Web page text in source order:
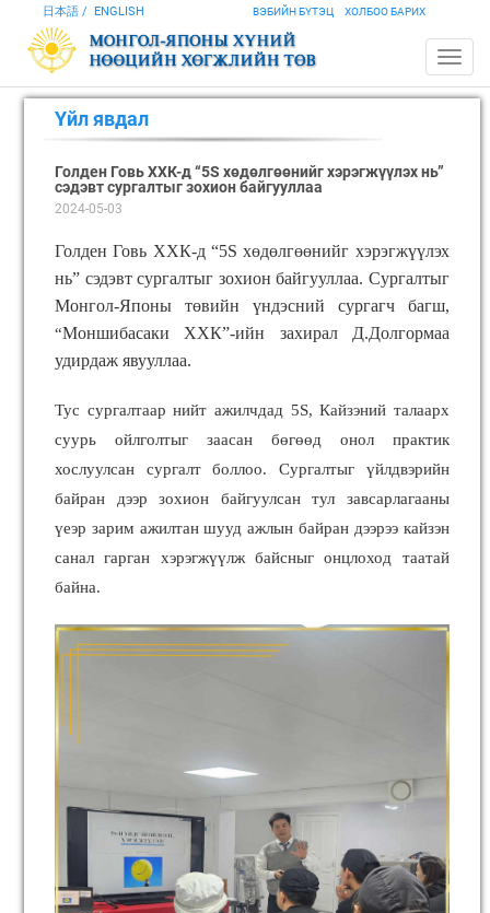
ВЭБИЙН БҮТЭЦ ХОЛБОО БАРИХ
日本語 ENGLISH
Үйл явдал
Голден Говь ХХК-д “5S хөдөлгөөнийг хэрэгжүүлэх нь”
сэдэвт сургалтыг зохион байгууллаа
2024-05-03
Голден Говь ХХК-д “5S хөдөлгөөнийг хэрэгжүүлэх
нь” сэдэвт сургалтыг зохион байгууллаа. Сургалтыг
Монгол-Японы төвийн үндэсний сургагч багш,
“Моншибасаки ХХК”-ийн захирал Д.Долгормаа
удирдаж явууллаа.
Тус сургалтаар нийт ажилчдад 5S, Кайзэний талаарх
суурь ойлголтыг заасан бөгөөд онол практик
хослуулсан сургалт боллоо. Сургалтыг үйлдвэрийн
байран дээр зохион байгуулсан тул завсарлагааны
үеэр зарим ажилтан шууд ажлын байран дээрээ кайзэн
санал гарган хэрэгжүүлж байсныг онцлоход таатай
байна.